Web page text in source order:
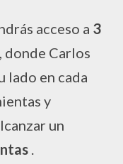
acceso a 3
donde Carlos
lado en cada
y
un
.